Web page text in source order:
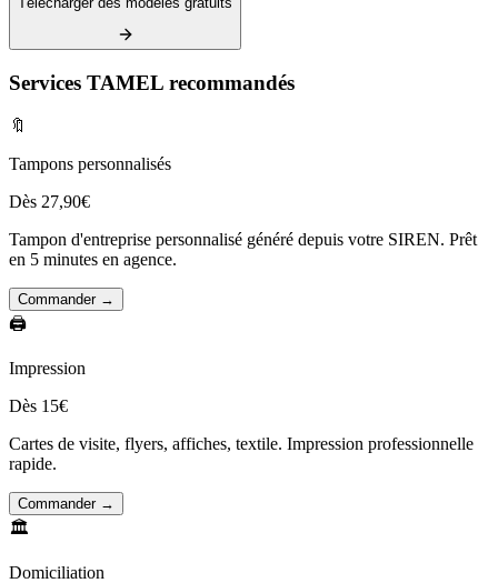
Services TAMEL recommandés
🔖
Tampons personnalisés
Dès 27,90€
Tampon d'entreprise personnalisé généré depuis votre SIREN. Prêt
en 5 minutes en agence.
Commander →
🖨️
Impression
Dès 15€
Cartes de visite, flyers, affiches, textile. Impression professionnelle
rapide.
Commander →
🏛️
Domiciliation